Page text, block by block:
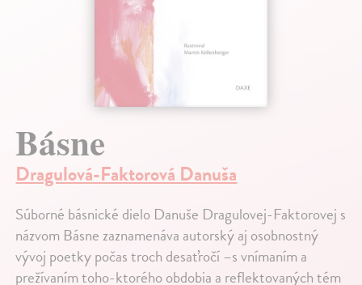
Básne
Dragulová-Faktorová Danuša
Súborné básnické dielo Danuše Dragulovej-Faktorovej s
názvom Básne zaznamenáva autorský aj osobnostný
vývoj poetky počas troch desaťročí –s vnímaním a
prežívaním toho-ktorého obdobia a reflektovaných tém